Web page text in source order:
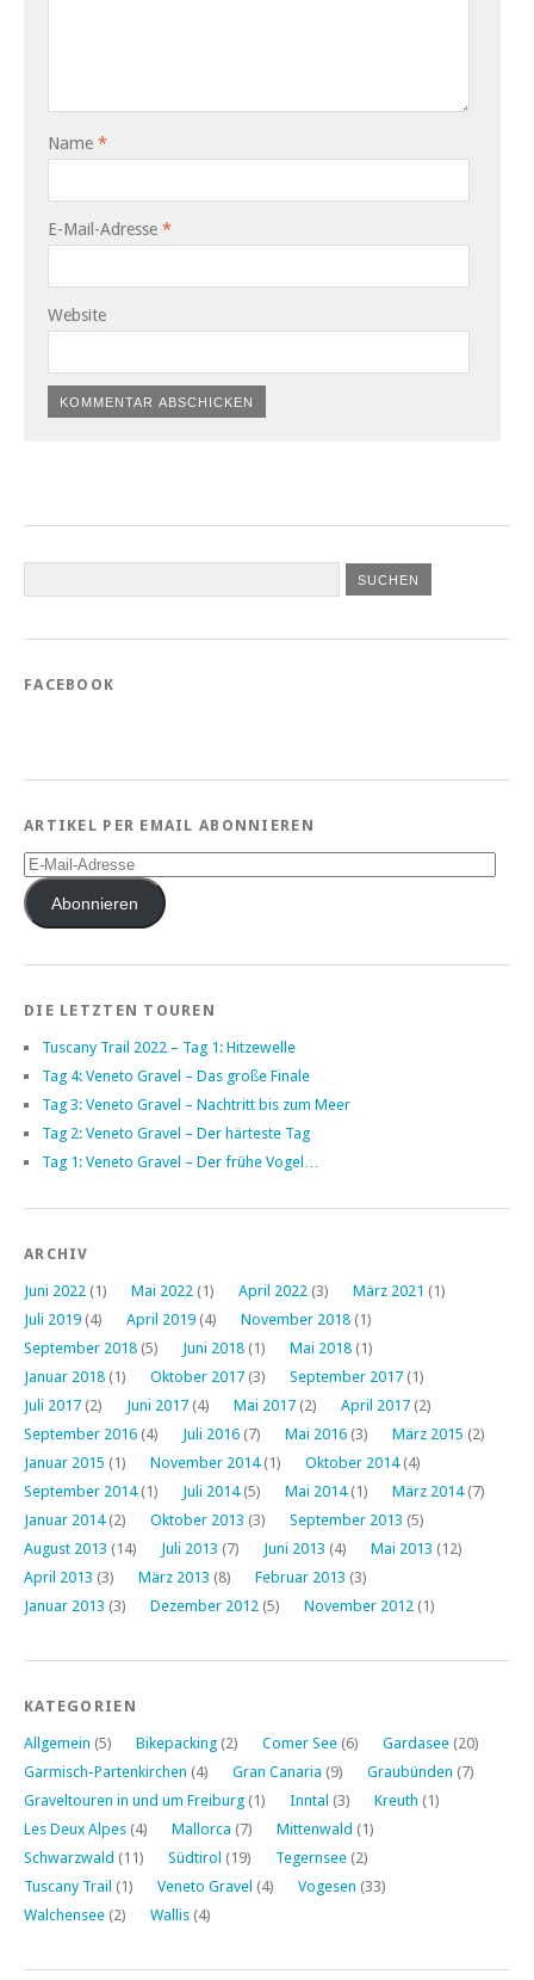
Name *
E-Mail-Adresse *
Website
FACEBOOK
ARTIKEL PER EMAIL ABONNIEREN
E-
Mail-
AdresseAbonnieren
DIE LETZTEN TOUREN
Tuscany Trail 2022 – Tag 1: Hitzewelle
Tag 4: Veneto Gravel – Das große Finale
Tag 3: Veneto Gravel – Nachtritt bis zum Meer
Tag 2: Veneto Gravel – Der härteste Tag
Tag 1: Veneto Gravel – Der frühe Vogel…
ARCHIV
Juni 2022 (1) Mai 2022 (1) April 2022 (3) März 2021 (1)
Juli 2019 (4) April 2019 (4) November 2018 (1)
September 2018 (5) Juni 2018 (1) Mai 2018 (1)
Januar 2018 (1) Oktober 2017 (3) September 2017 (1)
Juli 2017 (2) Juni 2017 (4) Mai 2017 (2) April 2017 (2)
September 2016 (4) Juli 2016 (7) Mai 2016 (3) März 2015 (2)
Januar 2015 (1) November 2014(1) Oktober 2014(4)
September 2014(1) Juli 2014(5) Mai 2014(1) März 2014(7)
Januar 2014(2) Oktober 2013 (3) September 2013 (5)
August 2013 (14) Juli 2013 (7) Juni 2013 (4) Mai 2013 (12)
April 2013 (3) März 2013 (8) Februar 2013 (3)
Januar 2013 (3) Dezember 2012 (5) November 2012 (1)
KATEGORIEN
Allgemein (5) Bikepacking (2) Comer See (6) Gardasee (20)
Garmisch-Partenkirchen (4) Gran Canaria (9) Graubünden (7)
Graveltouren in und um Freiburg (1) Inntal (3) Kreuth (1)
Les Deux Alpes (4) Mallorca (7) Mittenwald (1)
Schwarzwald (11) Südtirol (19) Tegernsee (2)
Tuscany Trail (1) Veneto Gravel (4) Vogesen (33)
Walchensee (2) Wallis (4)